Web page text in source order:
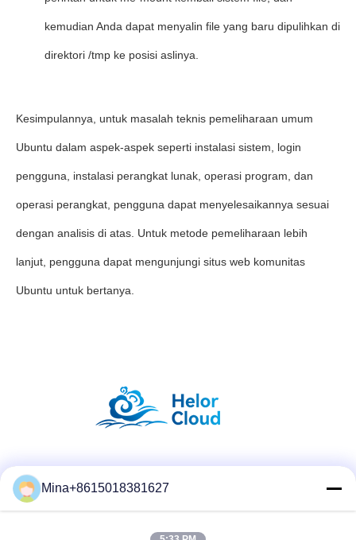
kemudian Anda dapat menyalin file yang baru dipulihkan di
direktori /tmp ke posisi aslinya.
Kesimpulannya, untuk masalah teknis pemeliharaan umum
Ubuntu dalam aspek-aspek seperti instalasi sistem, login
pengguna, instalasi perangkat lunak, operasi program, dan
operasi perangkat, pengguna dapat menyelesaikannya sesuai
dengan analisis di atas. Untuk metode pemeliharaan lebih
lanjut, pengguna dapat mengunjungi situs web komunitas
Ubuntu untuk bertanya.
Mina+8615018381627